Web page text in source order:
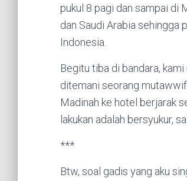
pukul 8 pagi dan sampai di
dan Saudi Arabia sehingga
Indonesia.
Begitu tiba di bandara,
ditemani seorang
Madinah ke hotel berjarak
lakukan adalah bersyukur,
***
Btw, soal gadis yang aku